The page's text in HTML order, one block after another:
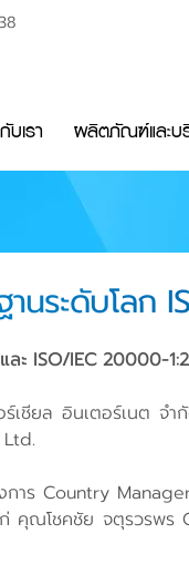
บเรา ผลิตภัณฑ์และบ
นระดับโลก
ะ ISO/IEC 20000-
ยล อินเตอร์เนต จำ
าร Country
ก่ คุณโชคชัย จตุรวร